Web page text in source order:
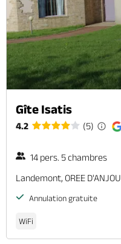
Gîte Isatis
4.2 (5)
14 pers. 5 chambres
Landemont, OREE D'ANJOU
Annulation gratuite
WiFi